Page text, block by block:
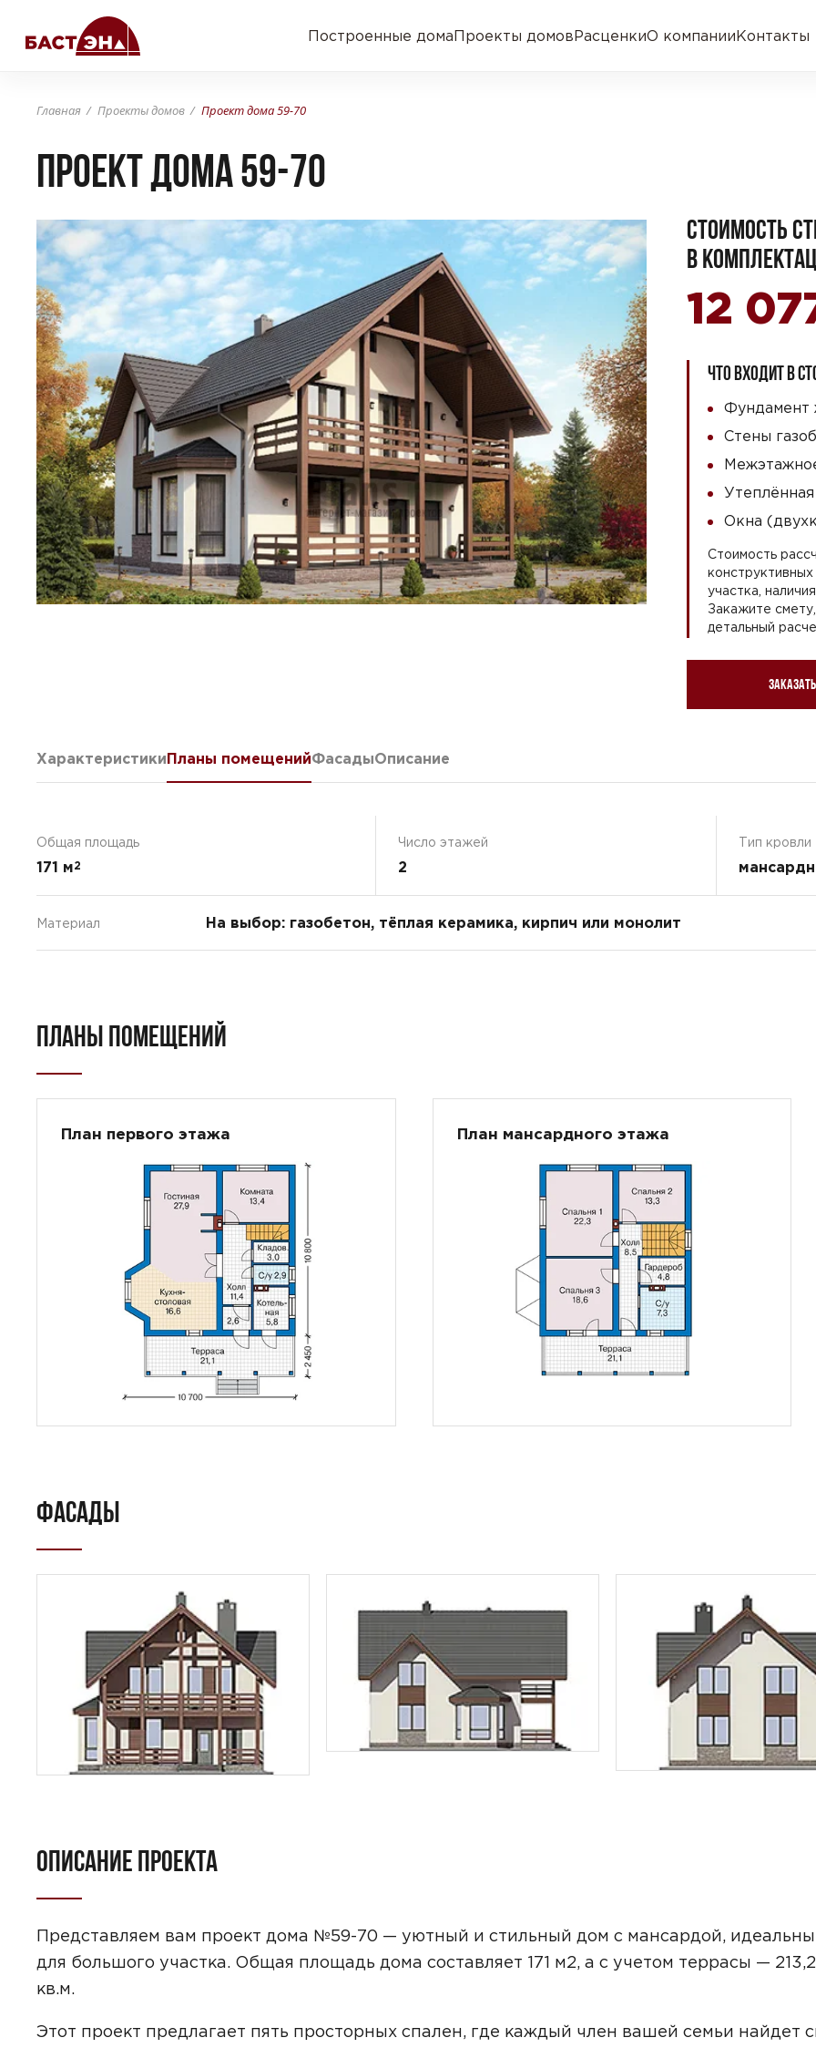
Построенные домаПроекты домовРасценкиО компанииКонтакты
Главная Проекты домов Проект дома 59-70
Проект дома 59-70
СТОИМОСТЬ
В
12
ЧТО ВХОДИТ В
Фундамент
Стены
Окна
Стоимость
участка,
Закажите
детальный
ХарактеристикиПланы помещенийФасадыОписание
Общая площадь
171 м2
Число этажей
2
Тип кровли
Материал На выбор: газобетон, тёплая керамика, кирпич или монолит
ПЛАНЫ ПОМЕЩЕНИЙ
План первого этажа План мансардного этажа
ФАСАДЫ
ОПИСАНИЕ ПРОЕКТА
Представляем вам проект дома №59-70 — уютный и стильный дом с мансардой,
для большого участка. Общая площадь дома составляет 171 м2, а с учетом террасы — 213,2
кв.м.
Этот проект предлагает пять просторных спален, где каждый член вашей семьи найдет